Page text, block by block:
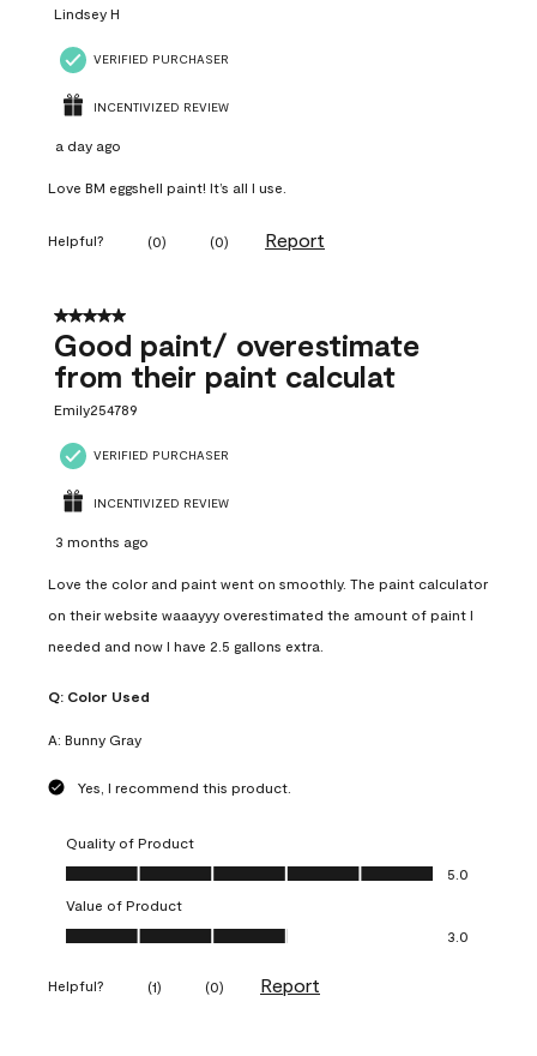
Lindsey H
VERIFIED PURCHASER
INCENTIVIZED REVIEW
a day ago
Love BM eggshell paint! It’s all I use.
Helpful? (0) (0) Report
5 out of 5 stars.
Good paint/ overestimate
from their paint calculat
Emily254789
VERIFIED PURCHASER
INCENTIVIZED REVIEW
3 months ago
Love the color and paint went on smoothly. The paint calculator
on their website waaayyy overestimated the amount of paint I
needed and now I have 2.5 gallons extra.
Q: Color Used
A: Bunny Gray
Yes, I recommend this product.
Quality of Product
Quality of Product, 5.0 out of 5
5.0
Value of Product
Value of Product, 3.0 out of 5
3.0
Helpful? (1) (0) Report